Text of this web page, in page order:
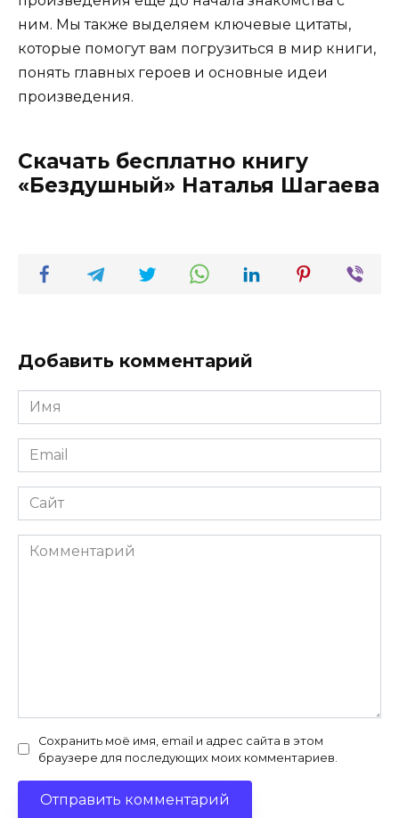
ним. Мы также выделяем ключевые цитаты,
которые помогут вам погрузиться в мир книги,
понять главных героев и основные идеи
произведения.
Скачать бесплатно книгу
«Бездушный» Наталья Шагаева
Добавить комментарий
Имя
*
Email
*
Сайт
Комментарий
Сохранить моё имя, email и адрес сайта в этом
браузере для последующих моих комментариев.